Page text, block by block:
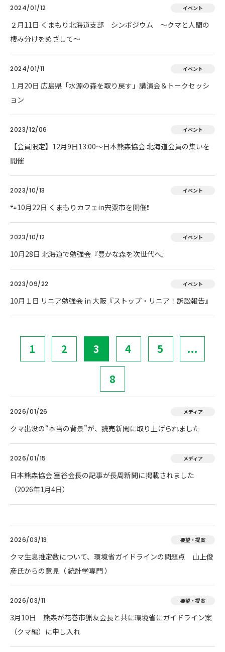
2024/01/12 イベント
２月11日 くまもり北海道支部 シンポジウム ～クマと人間の
棲み分けをめざして～
2024/01/11 イベント
１月20日 広島県「水源の森を取り戻す」講演会＆トークセッシ
ョン
2023/12/06 イベント
【会員限定】12月9日13:00～日本熊森協会 北海道会員の集いを
開催
2023/10/13 イベント
🐾10月22日 くまもりカフェin宍粟市を開催❗
2023/10/12 イベント
10月28日 北海道で勉強会『豊かな森を次世代へ』
2023/09/22 イベント
10月１日 リニア勉強会 in 大阪『ストップ・リニア！訴訟報告』
1 2 3 4 5 ...
8
2026/01/26 メディア
クマ出没の“本当の背景”が、読売新聞に取り上げられました
2026/01/15 メディア
日本熊森協会 室谷会長の記事が長周新聞に掲載されました
（2026年1月4日）
2026/03/13 要望・提案
クマ生息推定数について、環境省ガイドラインの問題点 山上俊
彦氏からの意見（ 統計学専門 ）
2026/03/11 要望・提案
3月10日 熊森が花巻市猟友会長と共に環境省にガイドライン案
（クマ編）に申し入れ